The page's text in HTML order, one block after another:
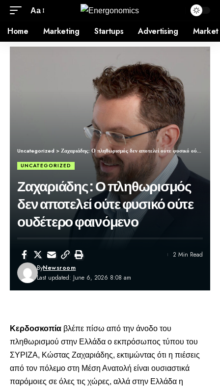
Aa
Home Marketing Startups Advertising Market
Uncategorized >Ζαχαριάδης: Ο πληθωρισμός δεν αποτελεί ούτε φυσικό ούτε ουδέτερο φαινόμενο
UNCATEGORIZED
Ζαχαριάδης: Ο πληθωρισμός
δεν αποτελεί ούτε φυσικό ούτε
ουδέτερο φαινόμενο
Last updated: June 6, 2026 8:08 am
ByNewsroom
2 Min Read
Κερδοσκοπία βλέπε πίσω από την άνοδο του
πληθωρισμού στην Ελλάδα ο εκπρόσωπος τύπου του
ΣΥΡΙΖΑ, Κώστας Ζαχαριάδης, εκτιμώντας ότι η πιέσεις
από τον πόλεμο στη Μέση Ανατολή είναι ουσιαστικά
παρόμοιες σε όλες τις χώρες, αλλά στην Ελλάδα η